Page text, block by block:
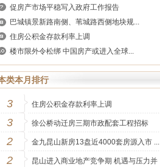
促房产市场平稳写入政府工作报告
巴城镇景新路南侧、苇城路西侧地块规...
住房公积金存款利率上调
楼市限外令松绑 中国房产或进入全球...
类本月排行
3 住房公积金存款利率上调
3 徐公桥动迁房三期市政配套工程招标
2 金九昆山新房13盘近4000套房源入市 ...
2
昆山进入商业地产竞争期 机遇与压力并